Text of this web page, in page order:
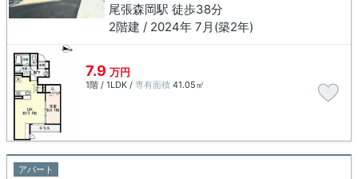
尾張森岡駅 徒歩38分
2階建 / 2024年 7月(築2年)
7.9 万円
1階 / 1LDK / 専有面積 41.05㎡
アパート